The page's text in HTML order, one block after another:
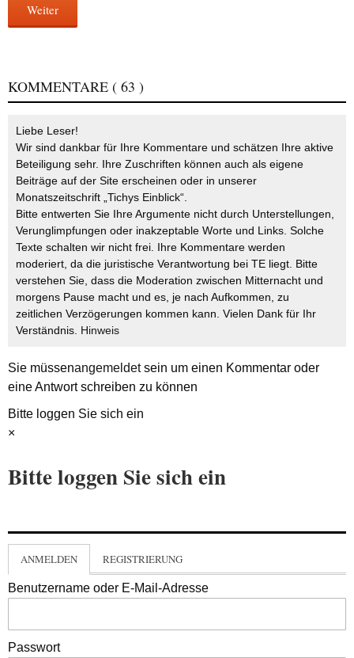
Weiter
KOMMENTARE ( 63 )
Liebe Leser!
Wir sind dankbar für Ihre Kommentare und schätzen Ihre aktive
Beteiligung sehr. Ihre Zuschriften können auch als eigene
Beiträge auf der Site erscheinen oder in unserer
Monatszeitschrift „Tichys Einblick“.
Bitte entwerten Sie Ihre Argumente nicht durch Unterstellungen,
Verunglimpfungen oder inakzeptable Worte und Links. Solche
Texte schalten wir nicht frei. Ihre Kommentare werden
moderiert, da die juristische Verantwortung bei TE liegt. Bitte
verstehen Sie, dass die Moderation zwischen Mitternacht und
morgens Pause macht und es, je nach Aufkommen, zu
zeitlichen Verzögerungen kommen kann. Vielen Dank für Ihr
Verständnis. Hinweis
Sie müssenangemeldetsein um einen Kommentar oder
eine Antwort schreiben zu können
Bitte loggen Sie sich ein
×
Bitte loggen Sie sich ein
ANMELDEN REGISTRIERUNG
Benutzername oder E-Mail-Adresse
Passwort